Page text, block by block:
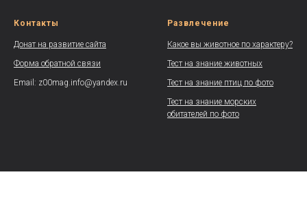
Контакты
Донат на развитие сайта
Форма обратной связи
Email: z00mag.info@yandex.ru
Развлечение
Какое вы животное по характеру?
Тест на знание животных
Тест на знание птиц по фото
Тест на знание морских
обитателей по фото